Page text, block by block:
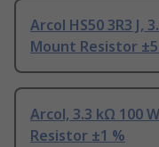
Arcol HS50 3R3 J,
Mount Resistor
Arcol, 3.3 kΩ 100
Resistor ±1 %